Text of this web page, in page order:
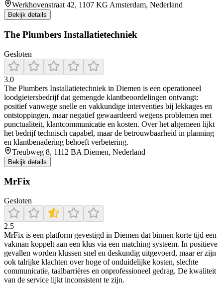
Werkhovenstraat 42, 1107 KG Amsterdam, Nederland
Bekijk details
The Plumbers Installatietechniek
Gesloten
3.0
The Plumbers Installatietechniek in Diemen is een operationeel
loodgietersbedrijf dat gemengde klantbeoordelingen ontvangt:
positief vanwege snelle en vakkundige interventies bij lekkages en
ontstoppingen, maar negatief gewaardeerd wegens problemen met
punctualiteit, klantcommunicatie en kosten. Over het algemeen lijkt
het bedrijf technisch capabel, maar de betrouwbaarheid in planning
en klantbenadering behoeft verbetering.
Treubweg 8, 1112 BA Diemen, Nederland
Bekijk details
MrFix
Gesloten
2.5
MrFix is een platform gevestigd in Diemen dat binnen korte tijd een
vakman koppelt aan een klus via een matching systeem. In positieve
gevallen worden klussen snel en deskundig uitgevoerd, maar er zijn
ook talrijke klachten over hoge of onduidelijke kosten, slechte
communicatie, taalbarrières en onprofessioneel gedrag. De kwaliteit
van de service lijkt inconsistent te zijn.